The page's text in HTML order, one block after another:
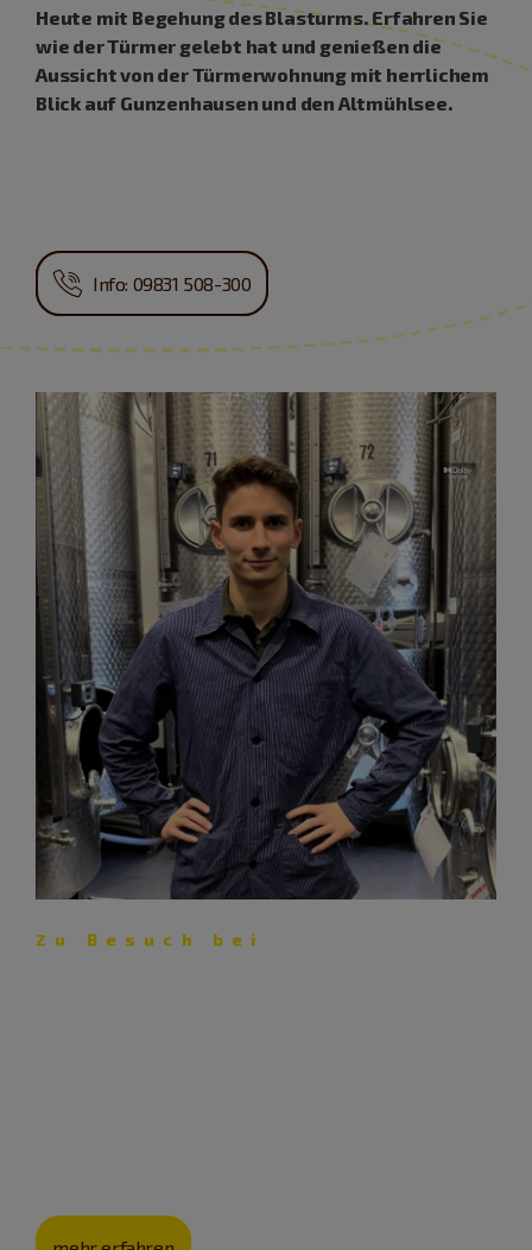
Heute mit Begehung des Blasturms. Erfahren Sie
wie der Türmer gelebt hat und genießen die
Aussicht von der Türmerwohnung mit herrlichem
Blick auf Gunzenhausen und den Altmühlsee.
Info: 09831 508-300
Zu Besuch bei